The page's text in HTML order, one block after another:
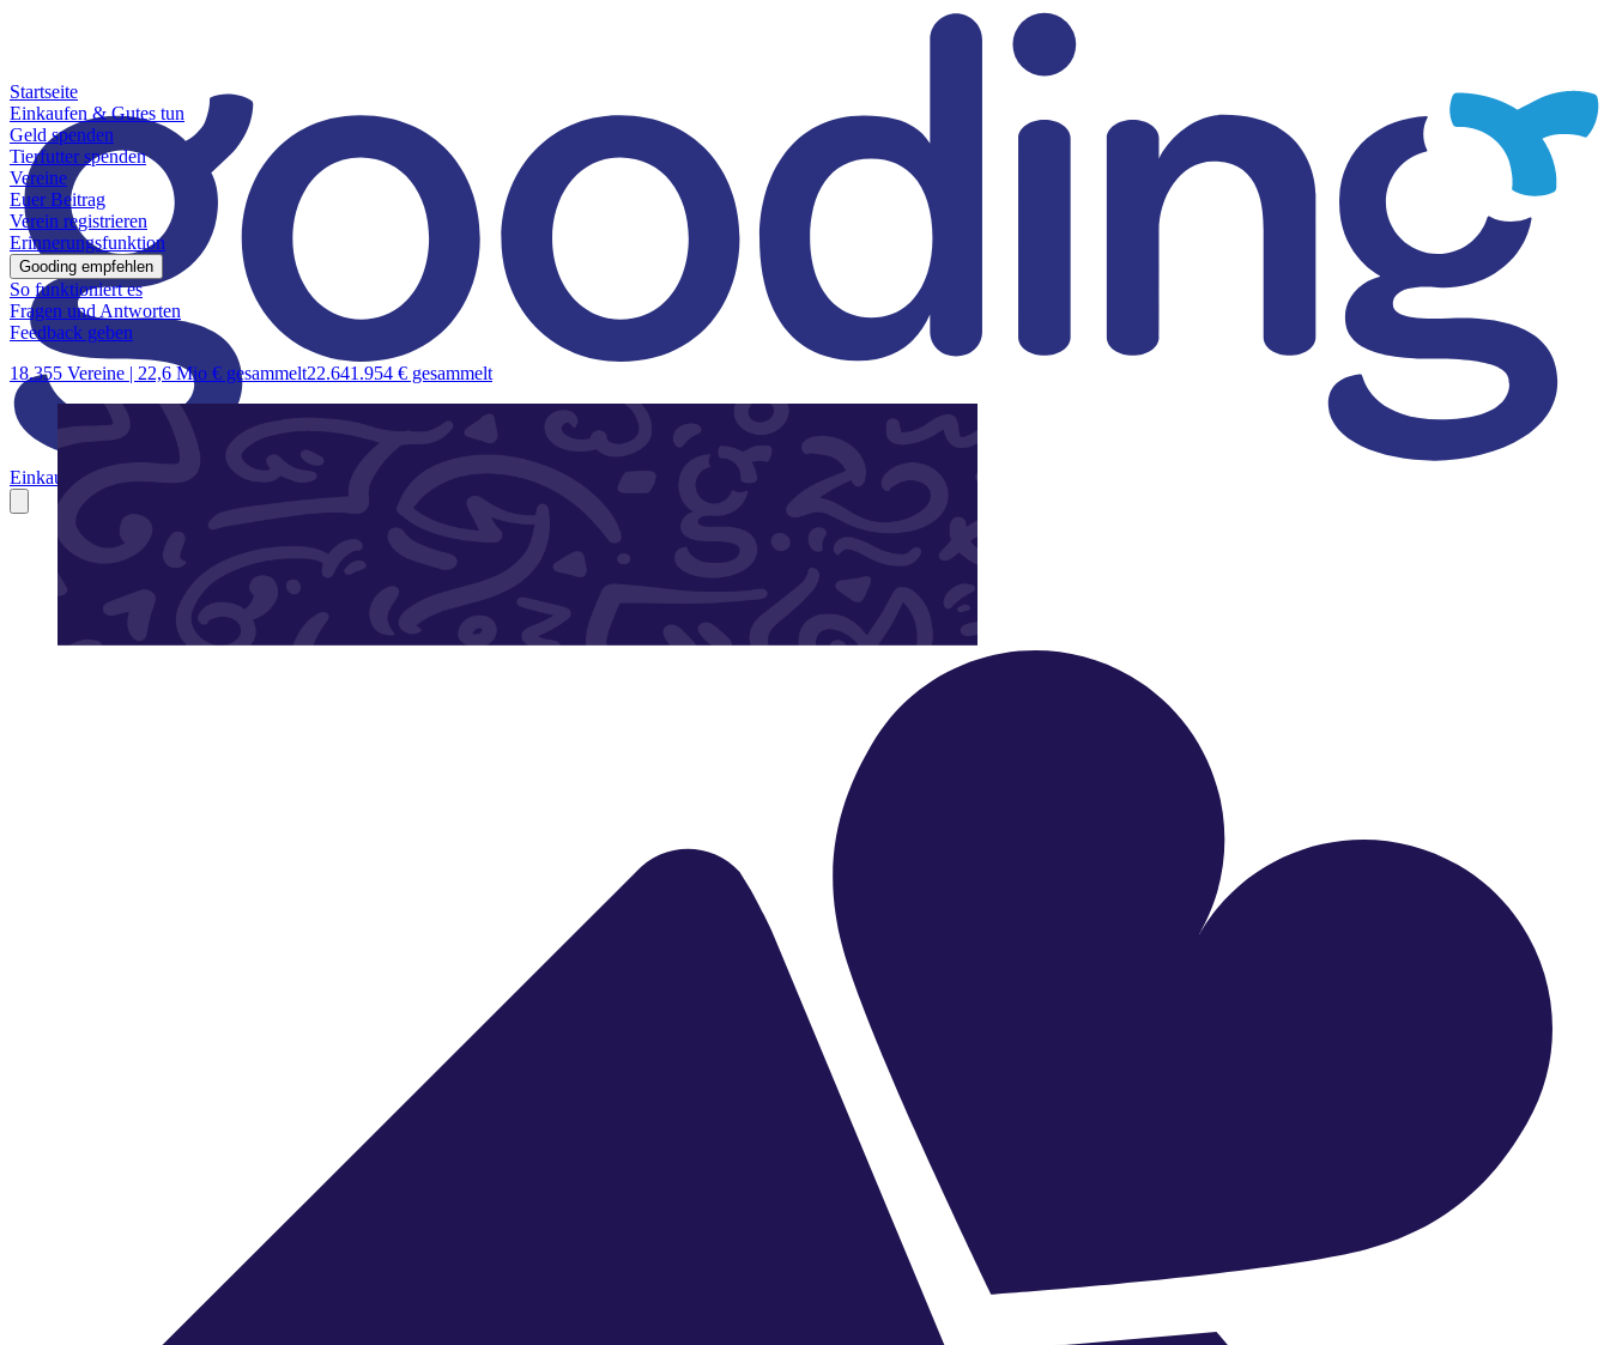
Einkaufen & Gutes tun Geld spendenTierfutter spenden VereineEuer Beitrag
Startseite
Einkaufen & Gutes tun
Geld spenden
Tierfutter spenden
Vereine
Euer Beitrag
Verein registrieren
Erinnerungsfunktion
Gooding empfehlen
So funktioniert es
Fragen und Antworten
Feedback geben
18.355 Vereine | 22,6 Mio € gesammelt22.641.954 € gesammelt